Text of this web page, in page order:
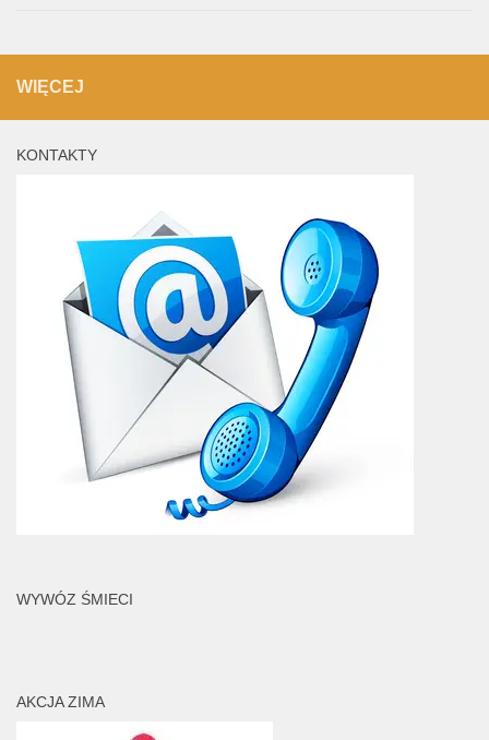
WIĘCEJ
KONTAKTY
WYWÓZ ŚMIECI
AKCJA ZIMA